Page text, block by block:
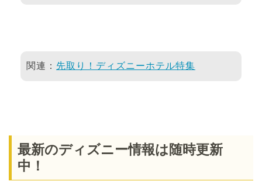
関連： 先取り！ディズニーホテル特集
最新のディズニー情報は随時更新
中！